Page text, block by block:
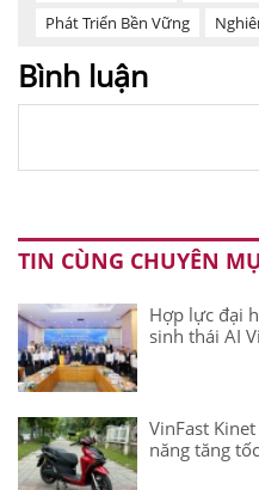
Phát Triển Bền Vững
Bình luận
TIN CÙNG CHUYÊN
Hợp lực đại
sinh thái AI
VinFast
năng tăng